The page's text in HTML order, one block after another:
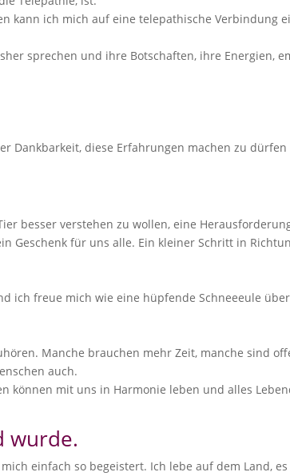
kann ich mich auf eine telepathische Verbindung
sprechen und ihre Botschaften, ihre Energien,
Dankbarkeit, diese Erfahrungen machen zu
besser verstehen zu wollen, eine
Geschenk für uns alle. Ein kleiner Schritt in
ich freue mich wie eine hüpfende Schneeeule
Manche brauchen mehr Zeit, manche sind
auch.
können mit uns in Harmonie leben und alles
wurde.
einfach so begeistert. Ich lebe auf dem Land,